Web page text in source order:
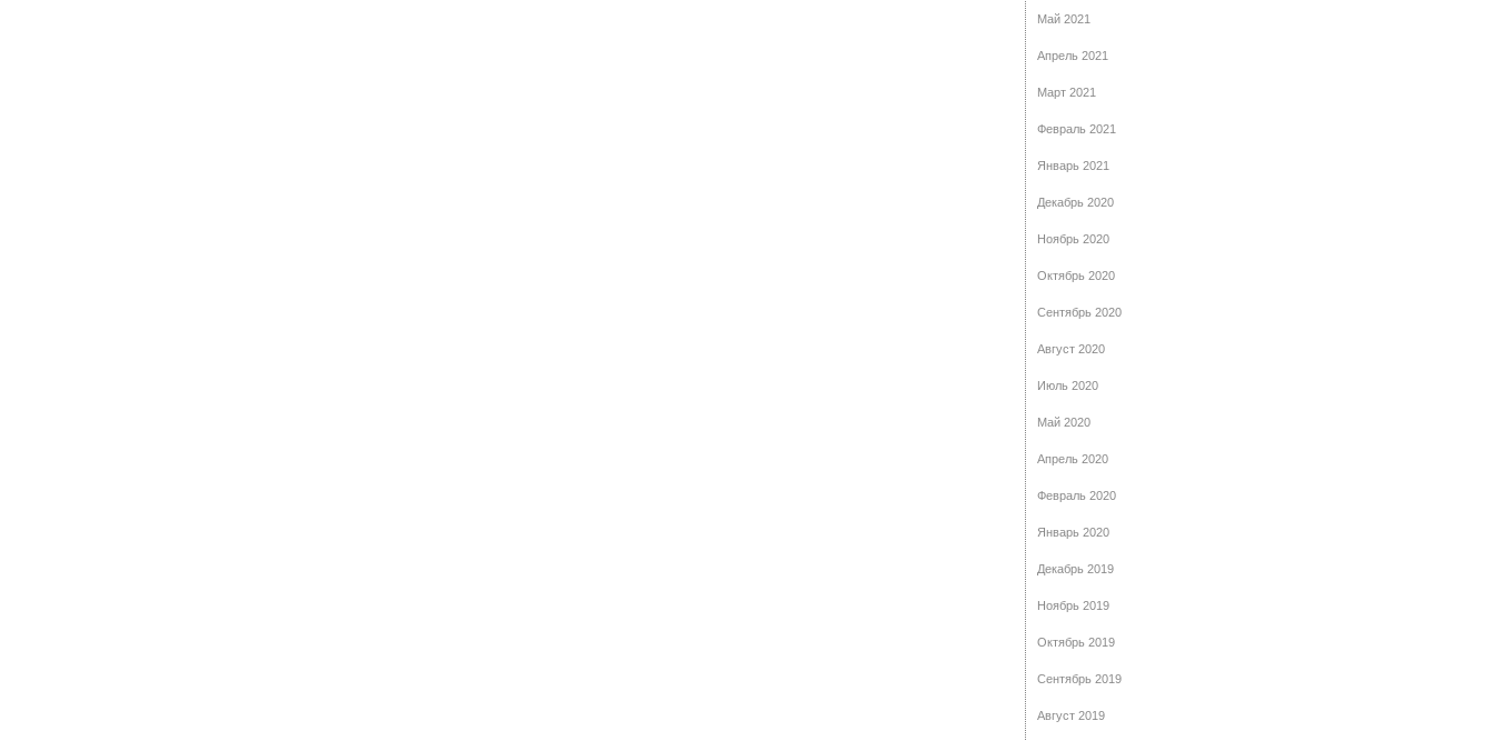
Май 2021
Апрель 2021
Март 2021
Февраль 2021
Январь 2021
Декабрь 2020
Ноябрь 2020
Октябрь 2020
Сентябрь 2020
Август 2020
Июль 2020
Май 2020
Апрель 2020
Февраль 2020
Январь 2020
Декабрь 2019
Ноябрь 2019
Октябрь 2019
Сентябрь 2019
Август 2019